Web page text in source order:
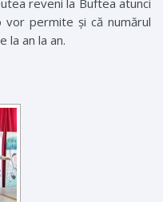
vor permite și că numărul
la an la an.